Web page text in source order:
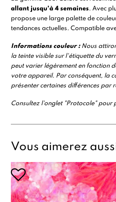
allant jusqu’à 4 semaines. Avec
propose une large palette de
tendances actuelles. Compatible
Informations couleur : Nous
la teinte visible sur l'étiquette du
peut varier légèrement en fonction
votre appareil. Par conséquent, la
présenter certaines différences par
Consultez l'onglet "Protocole" pour
Vous aimerez